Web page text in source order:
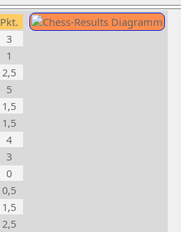
Pkt.
3
1
2,5
5
1,5
1,5
4
3
0
0,5
1,5
2,5